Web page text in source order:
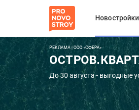
Новостройки
РЕКЛАМА | ООО «СФЕРА»
До 30 августа - выгодные